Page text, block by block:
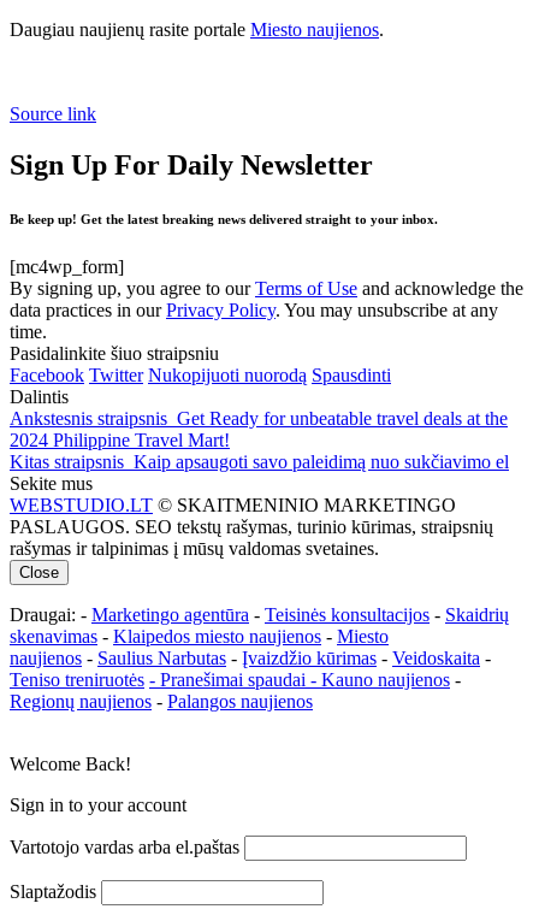
Daugiau naujienų rasite portale Miesto naujienos.
Source link
Sign Up For Daily Newsletter
Be keep up! Get the latest breaking news delivered straight to your inbox.
[mc4wp_form]
By signing up, you agree to ourTerms of Use and acknowledge the
data practices in ourPrivacy Policy. You may unsubscribe at any
time.
Pasidalinkite šiuo straipsniu
Facebook Twitter Nukopijuoti nuorodą Spausdinti
Dalintis
Ankstesnis straipsnis Get Ready for unbeatable travel deals at the
2024 Philippine Travel Mart!
Kitas straipsnis Kaip apsaugoti savo paleidimą nuo sukčiavimo el
Sekite mus
WEBSTUDIO.LT © SKAITMENINIO MARKETINGO
PASLAUGOS. SEO tekstų rašymas, turinio kūrimas, straipsnių
rašymas ir talpinimas į mūsų valdomas svetaines.
Close
Draugai: - Marketingo agentūra - Teisinės konsultacijos - Skaidrių
skenavimas - Klaipedos miesto naujienos - Miesto
naujienos - Saulius Narbutas - Įvaizdžio kūrimas - Veidoskaita -
Teniso treniruotės - Pranešimai spaudai - Kauno naujienos -
Regionų naujienos - Palangos naujienos
Welcome Back!
Sign in to your account
Vartotojo vardas arba el.paštas
Slaptažodis